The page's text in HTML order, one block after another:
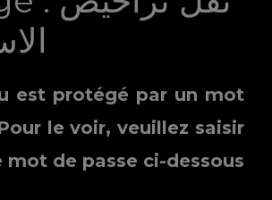
est protégé par un mot
le voir, veuillez saisir
de passe ci-dessous :